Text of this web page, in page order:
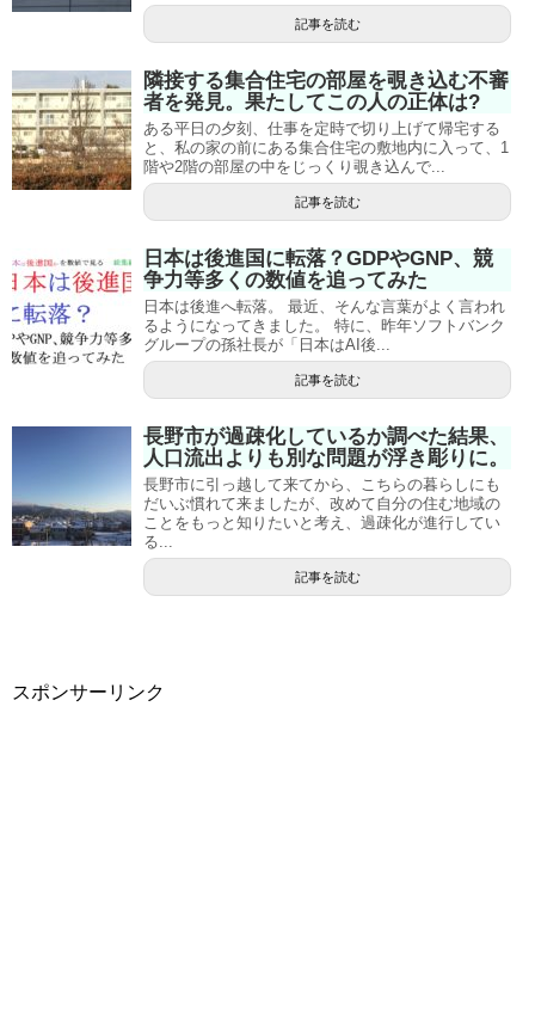
記事を読む
隣接する集合住宅の部屋を覗き込む不審
者を発見。果たしてこの人の正体は?
ある平日の夕刻、仕事を定時で切り上げて帰宅する
と、私の家の前にある集合住宅の敷地内に入って、1
階や2階の部屋の中をじっくり覗き込んで...
記事を読む
日本は後進国に転落？GDPやGNP、競
争力等多くの数値を追ってみた
日本は後進へ転落。 最近、そんな言葉がよく言われ
るようになってきました。 特に、昨年ソフトバンク
グループの孫社長が「日本はAI後...
記事を読む
長野市が過疎化しているか調べた結果、
人口流出よりも別な問題が浮き彫りに。
長野市に引っ越して来てから、こちらの暮らしにも
だいぶ慣れて来ましたが、改めて自分の住む地域の
ことをもっと知りたいと考え、過疎化が進行してい
る...
記事を読む
スポンサーリンク